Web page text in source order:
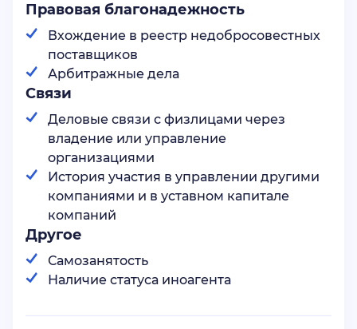
Правовая благонадежность
Вхождение в реестр недобросовестных
поставщиков
Арбитражные дела
Связи
Деловые связи с физлицами через
владение или управление
организациями
История участия в управлении другими
компаниями и в уставном капитале
компаний
Другое
Самозанятость
Наличие статуса иноагента